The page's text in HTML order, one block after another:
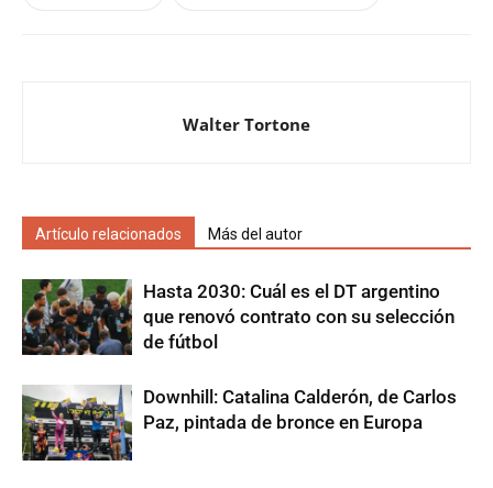
Walter Tortone
Artículo relacionados Más del autor
Hasta 2030: Cuál es el DT argentino
que renovó contrato con su selección
de fútbol
Downhill: Catalina Calderón, de Carlos
Paz, pintada de bronce en Europa